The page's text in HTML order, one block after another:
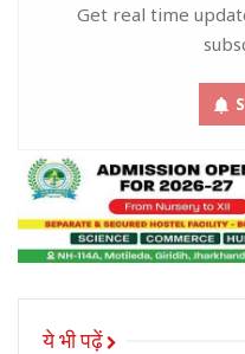
Get real time
ये भी पढ़ें